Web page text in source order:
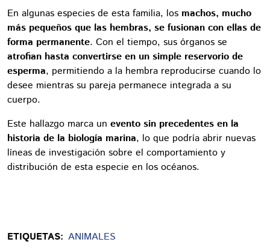
En algunas especies de esta familia, los machos, mucho
más pequeños que las hembras, se fusionan con ellas de
forma permanente. Con el tiempo, sus órganos se
atrofian hasta convertirse en un simple reservorio de
esperma, permitiendo a la hembra reproducirse cuando lo
desee mientras su pareja permanece integrada a su
cuerpo.
Este hallazgo marca un evento sin precedentes en la
historia de la biología marina, lo que podría abrir nuevas
líneas de investigación sobre el comportamiento y
distribución de esta especie en los océanos.
ETIQUETAS: ANIMALES